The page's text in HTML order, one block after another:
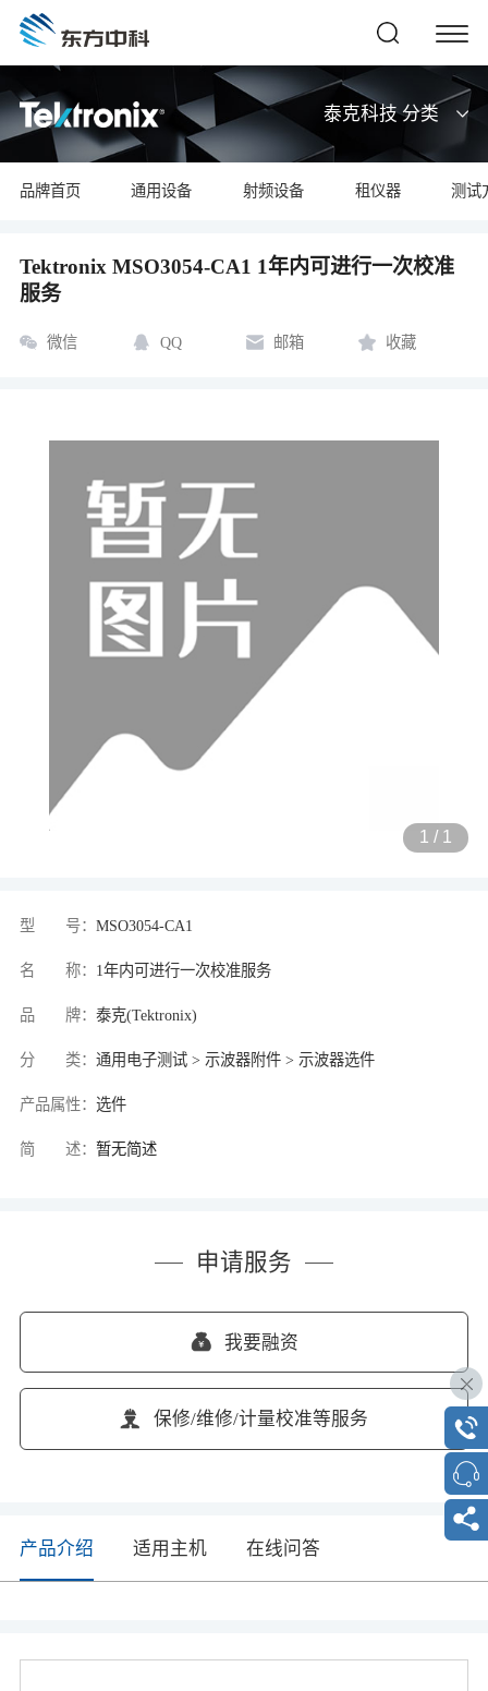
泰克科技 分类
品牌首页 通用设备 射频设备 租仪器 测试
Tektronix MSO3054-CA1 1年内可进行一次校准
服务
微信 QQ 邮箱 收藏
1 / 1
型 号： MSO3054-CA1
名 称： 1年内可进行一次校准服务
品 牌： 泰克(Tektronix)
分 类： 通用电子测试 > 示波器附件 > 示波器选件
产品属性： 选件
简 述： 暂无简述
申请服务
我要融资
保修/维修/计量校准等服务
产品介绍 适用主机 在线问答